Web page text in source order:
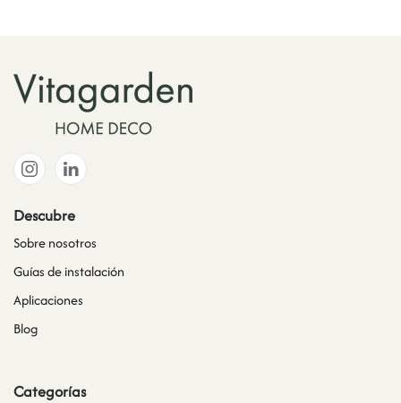
Descubre
Sobre nosotros
Guías de instalación
Aplicaciones
Blog
Categorías